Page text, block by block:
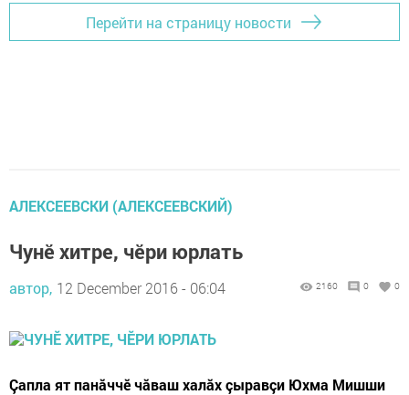
Перейти на страницу новости
АЛЕКСЕЕВСКИ (АЛЕКСЕЕВСКИЙ)
Чунӗ хитре, чӗри юрлать
автор, 12 December 2016 - 06:04 2160 0 0
Çапла ят панăччӗ чăваш халăх çыравçи Юхма Мишши